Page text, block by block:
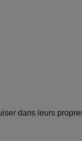
dans leurs